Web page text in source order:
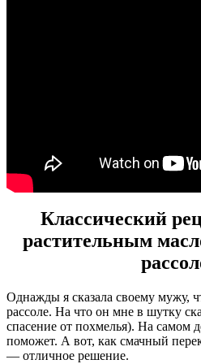
Классический
растительным
Однажды я сказала своему мужу,
рассоле. На что он мне в шутку
спасение от похмелья). На самом
поможет. А вот, как смачный
— отличное решение.